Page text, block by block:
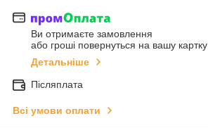
Ви отримаєте замовлення
або гроші повернуться на вашу картку
Детальніше
Післяплата
Всі умови оплати